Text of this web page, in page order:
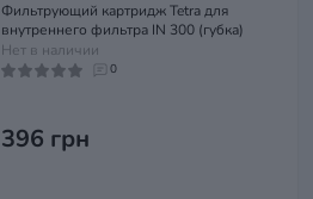
Фильтрующий картридж Tetra для
внутреннего фильтра IN 300 (губка)
Нет в наличии
0
396 грн